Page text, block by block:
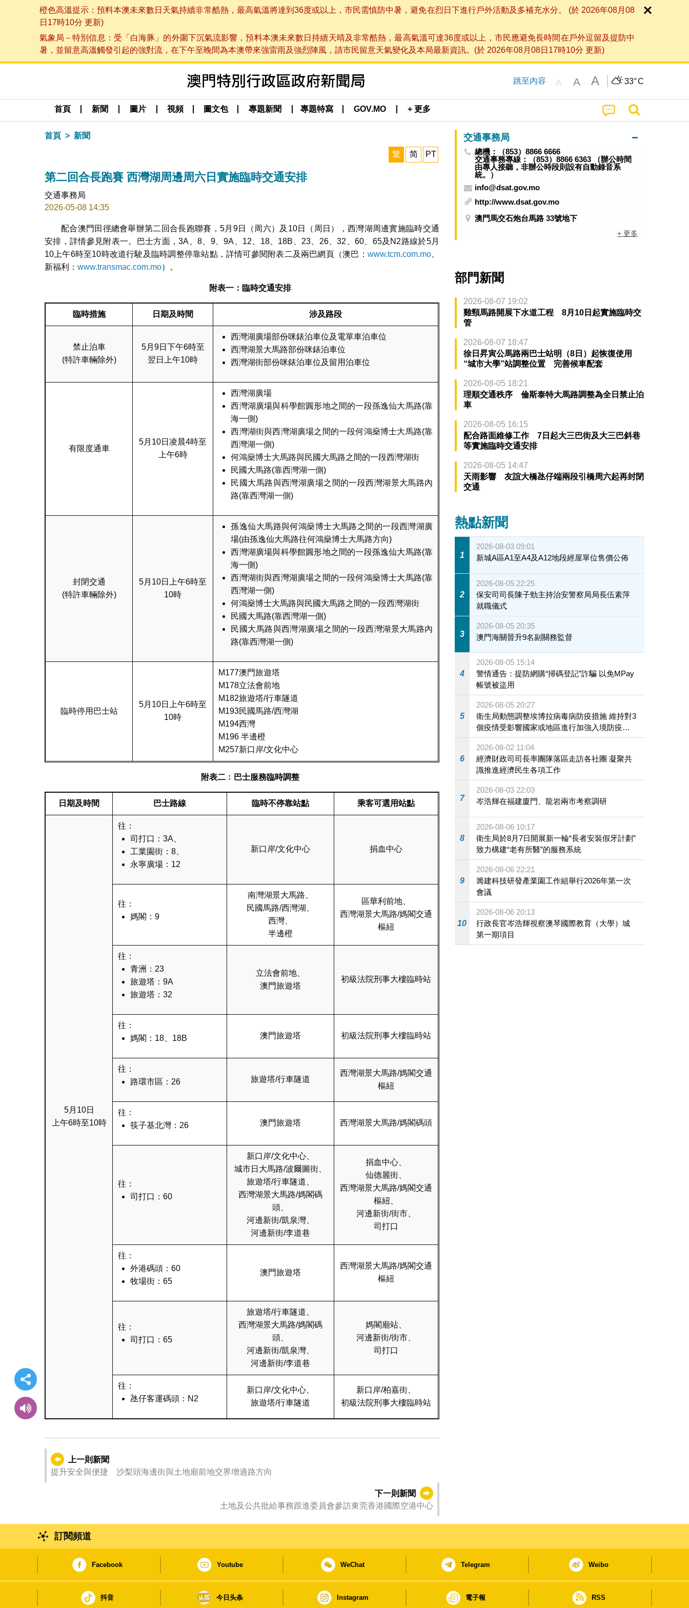
橙色高溫提示：預料本澳未來數日天氣持續非常酷熱，最高氣溫將達到36度或以上，市民需慎防中暑，避免在烈日下進行戶外活動及多補充水分。 (於 2026年08月08
日17時10分 更新)
氣象局－特別信息：受「白海豚」的外圍下沉氣流影響，預料本澳未來數日持續天晴及非常酷熱，最高氣溫可達36度或以上，市民應避免長時間在戶外逗留及提防中
暑，並留意高溫觸發引起的強對流，在下午至晚間為本澳帶來強雷雨及強烈陣風，請市民留意天氣變化及本局最新資訊。(於 2026年08月08日17時10分 更新)
跳至內容 A A A 33°C
首頁 新聞 圖片 視頻 圖文包 專題新聞 專題特寫 GOV.MO + 更多
首頁 新聞
繁 简 PT
第二回合長跑賽 西灣湖周邊周六日實施臨時交通安排
交通事務局
2026-05-08 14:35
配合澳門田徑總會舉辦第二回合長跑聯賽，5月9日（周六）及10日（周日），西灣湖周邊實施臨時交通
安排，詳情參見附表一。巴士方面，3A、8、9、9A、12、18、18B、23、26、32、60、65及N2路線於5月
10上午6時至10時改道行駛及臨時調整停靠站點，詳情可參閱附表二及兩巴網頁（澳巴： www.tcm.com.mo、
新福利： www.transmac.com.mo）。
附表一：臨時交通安排
臨時措施 日期及時間 涉及路段
禁止泊車
(特許車輛除外)
5月9日下午6時至
翌日上午10時
西灣湖廣場部份咪錶泊車位及電單車泊車位
西灣湖景大馬路部份咪錶泊車位
西灣湖街部份咪錶泊車位及留用泊車位
有限度通車
5月10日凌晨4時至
上午6時
西灣湖廣場
西灣湖廣場與科學館圓形地之間的一段孫逸仙大馬路(靠
海一側)
西灣湖街與西灣湖廣場之間的一段何鴻燊博士大馬路(靠
西灣湖一側)
何鴻燊博士大馬路與民國大馬路之間的一段西灣湖街
民國大馬路(靠西灣湖一側)
民國大馬路與西灣湖廣場之間的一段西灣湖景大馬路內
路(靠西灣湖一側)
封閉交通
(特許車輛除外)
5月10日上午6時至
10時
孫逸仙大馬路與何鴻燊博士大馬路之間的一段西灣湖廣
場(由孫逸仙大馬路往何鴻燊博士大馬路方向)
西灣湖廣場與科學館圓形地之間的一段孫逸仙大馬路(靠
海一側)
西灣湖街與西灣湖廣場之間的一段何鴻燊博士大馬路(靠
西灣湖一側)
何鴻燊博士大馬路與民國大馬路之間的一段西灣湖街
民國大馬路(靠西灣湖一側)
民國大馬路與西灣湖廣場之間的一段西灣湖景大馬路內
路(靠西灣湖一側)
臨時停用巴士站
5月10日上午6時至
10時
M177澳門旅遊塔
M178立法會前地
M182旅遊塔/行車隧道
M193民國馬路/西灣湖
M194西灣
M196 半邊橙
M257新口岸/文化中心
附表二﹕巴士服務臨時調整
日期及時間 巴士路線 臨時不停靠站點 乘客可選用站點
5月10日
上午6時至10時
往：
司打口：3A、
工業園街：8、
永寧廣場：12
新口岸/文化中心 捐血中心
往：
媽閣：9
南灣湖景大馬路、
民國馬路/西灣湖、
西灣、
半邊橙
區華利前地、
西灣湖景大馬路/媽閣交通
樞紐
往：
青洲：23
旅遊塔：9A
旅遊塔：32
立法會前地、
澳門旅遊塔
初級法院刑事大樓臨時站
往：
媽閣：18、18B
澳門旅遊塔 初級法院刑事大樓臨時站
往：
路環市區：26
旅遊塔/行車隧道
西灣湖景大馬路/媽閣交通
樞紐
往：
筷子基北灣：26
澳門旅遊塔 西灣湖景大馬路/媽閣碼頭
往：
司打口：60
新口岸/文化中心、
城市日大馬路/波爾圖街、
旅遊塔/行車隧道、
西灣湖景大馬路/媽閣碼
頭、
河邊新街/凱泉灣、
河邊新街/李道巷
捐血中心、
仙德麗街、
西灣湖景大馬路/媽閣交通
樞紐、
河邊新街/街市、
司打口
往：
外港碼頭：60
牧場街：65
澳門旅遊塔
西灣湖景大馬路/媽閣交通
樞紐
往：
司打口：65
旅遊塔/行車隧道、
西灣湖景大馬路/媽閣碼
頭、
河邊新街/凱泉灣、
河邊新街/李道巷
媽閣廟站、
河邊新街/街市、
司打口
往：
氹仔客運碼頭：N2
新口岸/文化中心、
旅遊塔/行車隧道
新口岸/柏嘉街、
初級法院刑事大樓臨時站
上一則新聞
提升安全與便捷 沙梨頭海邊街與土地廟前地交界增過路方向
下一則新聞
土地及公共批給事務跟進委員會參訪東莞香港國際空港中心
交通事務局
總機：（853）8866 6666
交通事務專線：（853）8866 6363 （辦公時間
由專人接聽，非辦公時段則設有自動錄音系
統。）
info@dsat.gov.mo
http://www.dsat.gov.mo
澳門馬交石炮台馬路 33號地下
+ 更多
部門新聞
2026-08-07 19:02
雞頸馬路開展下水道工程 8月10日起實施臨時交
管
2026-08-07 18:47
徐日昇寅公馬路兩巴士站明（8日）起恢復使用
“城市大學”站調整位置 完善候車配套
2026-08-05 18:21
理順交通秩序 倫斯泰特大馬路調整為全日禁止泊
車
2026-08-05 16:15
配合路面維修工作 7日起大三巴街及大三巴斜巷
等實施臨時交通安排
2026-08-05 14:47
天雨影響 友誼大橋氹仔端兩段引橋周六起再封閉
交通
熱點新聞
1
2026-08-03 09:01
新城A區A1至A4及A12地段經屋單位售價公佈
2
2026-08-05 22:25
保安司司長陳子勁主持治安警察局局長伍素萍
就職儀式
3
2026-08-05 20:35
澳門海關晉升9名副關務監督
4
2026-08-05 15:14
警情通告：提防網購“掃碼登記”詐騙 以免MPay
帳號被盜用
5
2026-08-05 20:27
衛生局動態調整埃博拉病毒病防疫措施 維持對3
個疫情受影響國家或地區進行加強入境防疫措
施
6
2026-08-02 11:04
經濟財政司司長率團隊落區走訪各社團 凝聚共
識推進經濟民生各項工作
7
2026-08-03 22:03
岑浩輝在福建廈門、龍岩兩市考察調研
8
2026-08-06 10:17
衛生局於8月7日開展新一輪“長者安裝假牙計劃”
致力構建“老有所醫”的服務系統
9
2026-08-06 22:21
籌建科技研發產業園工作組舉行2026年第一次
會議
10
2026-08-06 20:13
行政長官岑浩輝視察澳琴國際教育（大學）城
第一期項目
訂閱頻道
Facebook Youtube WeChat Telegram Weibo
抖音 今日头条 Instagram 電子報 RSS